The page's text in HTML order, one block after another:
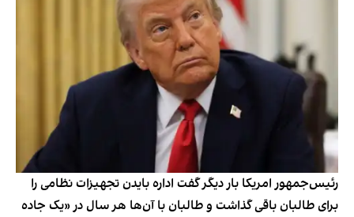
رئیس‌جمهور امریکا بار دیگر گفت اداره بایدن تجهیزات نظامی را
برای طالبان باقی گذاشت و طالبان با آن‌ها هر سال در «یک جاده